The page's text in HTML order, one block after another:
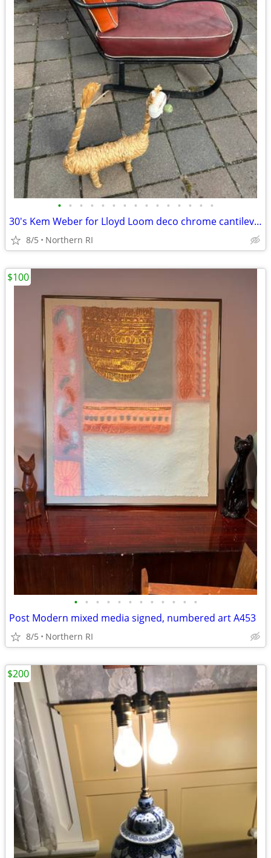
• • • • • • • • • • • • • • •
30's Kem Weber for Lloyd Loom deco chrome cantilever lounge chair A441
8/5 Northern RI
• • • • • • • • • • • •
Post Modern mixed media signed, numbered art A453
8/5 Northern RI
$100
$200